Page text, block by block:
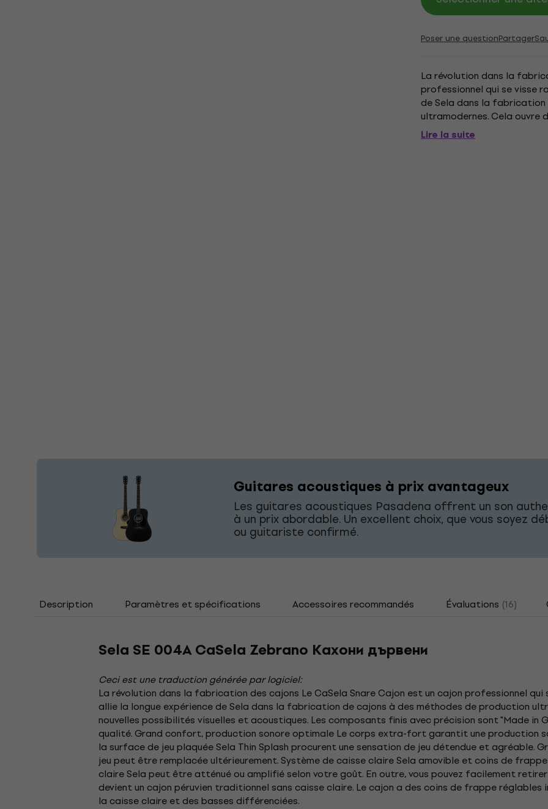
Poser une questionPartager
La révolution dans la
professionnel qui se visse
de Sela dans la
ultramodernes. Cela ouvre
acoustiques. Les
Lire la suite
Guitares acoustiques à prix avantageux
Les guitares acoustiques Pasadena offrent un son
à un prix abordable. Un excellent choix, que vous soyez
ou guitariste confirmé.
Description Paramètres et spécifications Accessoires recommandés Évaluations (16)
Sela SE 004A CaSela Zebrano Кахони дървени
Ceci est une traduction générée par logiciel:
La révolution dans la fabrication des cajons Le CaSela Snare Cajon est un cajon professionnel
allie la longue expérience de Sela dans la fabrication de cajons à des méthodes de production
nouvelles possibilités visuelles et acoustiques. Les composants finis avec précision sont "Made in
qualité. Grand confort, production sonore optimale Le corps extra-fort garantit une production
la surface de jeu plaquée Sela Thin Splash procurent une sensation de jeu détendue et agréable.
jeu peut être remplacée ultérieurement. Système de caisse claire Sela amovible et coins de
claire Sela peut être atténué ou amplifié selon votre goût. En outre, vous pouvez facilement
devient un cajon péruvien traditionnel sans caisse claire. Le cajon a des coins de frappe réglables
la caisse claire et des basses différenciées.